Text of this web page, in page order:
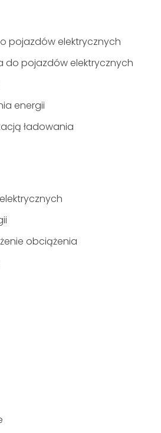
pojazdów elektrycznych
do pojazdów elektrycznych
energii
ładowania
obciążenia